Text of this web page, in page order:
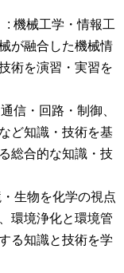
: 機械工学・情報工
が融合した機械情
術を演習・実習を
信・回路・制御、
ど知識・技術を基
総合的な知識・技
生物を化学の視点
環境浄化と環境管
る知識と技術を学